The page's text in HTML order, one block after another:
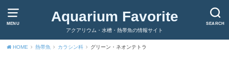
MENU SEARCH
Aquarium Favorite
アクアリウム・水槽・熱帯魚の情報サイト
HOME 熱帯魚 カラシン科 グリーン・ネオンテトラ